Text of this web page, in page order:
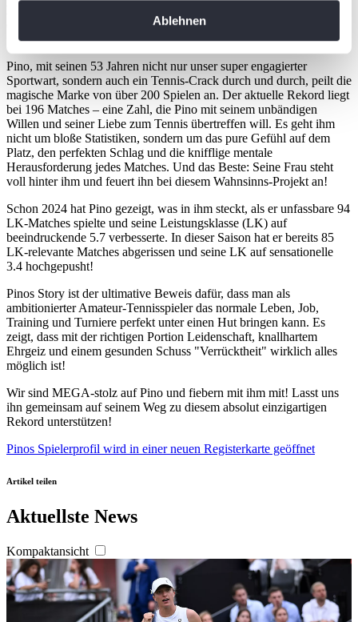
bestimmten Merkmalen (Fingerprinting) identifizieren
Erfahren Sie mehr darüber, wie Ihre persönlichen Daten
verarbeitet werden, und legen Sie Ihre Präferenzen im
Abschnitt Einzelheiten fest.
Wir verwenden Cookies, um Inhalte und Anzeigen zu
personalisieren, Funktionen für soziale Medien anbieten
zu können und die Zugriffe auf unsere Website zu
analysieren. Außerdem geben wir Informationen zu Ihrer
Verwendung unserer Website an unsere Partner für
soziale Medien, Werbung und Analysen weiter. Unsere
weiteren Daten zusammen, die Sie ihnen bereitgestellt
haben oder die sie im Rahmen Ihrer Nutzung der Dienste
gesammelt haben. DieCookie-Einstellungenkönnen
jederzeit über den Link im Footer aufgerufen und
angepasst werden.
Ablehnen
deutschen Rekord für die meisten LK-relevanten Matches in einer
Saison brechen!
Pino, mit seinen 53 Jahren nicht nur unser super engagierter
Sportwart, sondern auch ein Tennis-Crack durch und durch, peilt die
magische Marke von über 200 Spielen an. Der aktuelle Rekord liegt
bei 196 Matches – eine Zahl, die Pino mit seinem unbändigen
Willen und seiner Liebe zum Tennis übertreffen will. Es geht ihm
nicht um bloße Statistiken, sondern um das pure Gefühl auf dem
Platz, den perfekten Schlag und die knifflige mentale
Herausforderung jedes Matches. Und das Beste: Seine Frau steht
voll hinter ihm und feuert ihn bei diesem Wahnsinns-Projekt an!
Schon 2024 hat Pino gezeigt, was in ihm steckt, als er unfassbare 94
LK-Matches spielte und seine Leistungsklasse (LK) auf
beeindruckende 5.7 verbesserte. In dieser Saison hat er bereits 85
LK-relevante Matches abgerissen und seine LK auf sensationelle
3.4 hochgepusht!
Pinos Story ist der ultimative Beweis dafür, dass man als
ambitionierter Amateur-Tennisspieler das normale Leben, Job,
Training und Turniere perfekt unter einen Hut bringen kann. Es
zeigt, dass mit der richtigen Portion Leidenschaft, knallhartem
Ehrgeiz und einem gesunden Schuss "Verrücktheit" wirklich alles
möglich ist!
Wir sind MEGA-stolz auf Pino und fiebern mit ihm mit! Lasst uns
ihn gemeinsam auf seinem Weg zu diesem absolut einzigartigen
Rekord unterstützen!
Pinos Spielerprofil wird in einer neuen Registerkarte geöffnet
Artikel teilen
Aktuellste News
Kompaktansicht